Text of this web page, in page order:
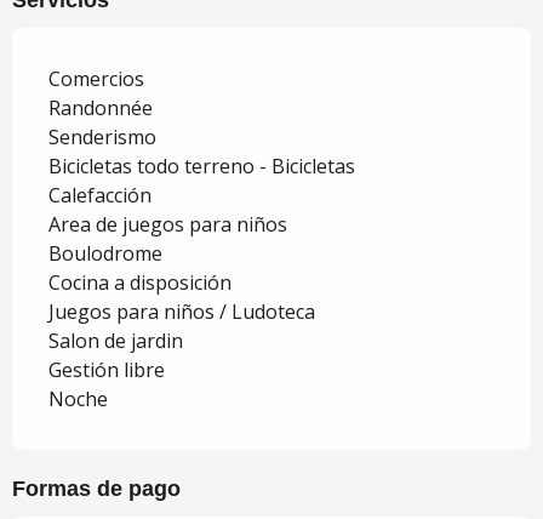
Comercios
Randonnée
Senderismo
Bicicletas todo terreno - Bicicletas
Calefacción
Area de juegos para niños
Boulodrome
Cocina a disposición
Juegos para niños / Ludoteca
Salon de jardin
Gestión libre
Noche
Formas de pago